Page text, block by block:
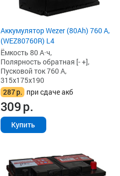
Аккумулятор Wezer (80Ah) 760 А,
(WEZ80760R) L4
Ёмкость 80 А·ч,
Полярность обратная [- +],
Пусковой ток 760 А,
315x175x190
287р. при сдаче акб
309р.
Купить